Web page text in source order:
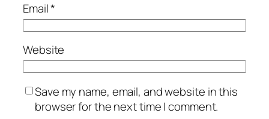
Email*
Website
Save my name, email, and website in this
browser for the next time I comment.